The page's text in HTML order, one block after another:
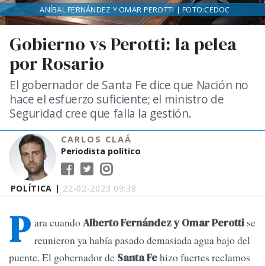
POLÍTICA | 22-02-2023 09:38
Gobierno vs Perotti: la pelea
por Rosario
El gobernador de Santa Fe dice que Nación no
hace el esfuerzo suficiente; el ministro de
Seguridad cree que falla la gestión.
CARLOS CLAÁ
Periodista político
ANÍBAL FERNÁNDEZ Y OMAR PEROTTI | FOTO:CEDOC
P ara cuandoAlberto Fernández y Omar Perotti se
reunieron ya había pasado demasiada agua bajo del
puente. El gobernador de Santa Fehizo fuertes reclamos